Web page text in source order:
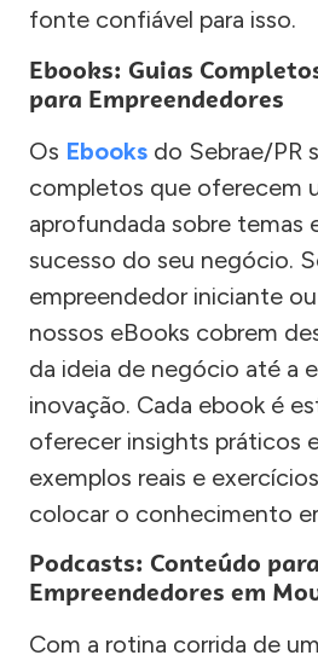
fonte confiável para isso.
Ebooks: Guias
para Empreendedores
Os Ebooks do Sebrae/PR
completos que oferecem
aprofundada sobre temas
sucesso do seu negócio.
empreendedor iniciante
nossos eBooks cobrem
da ideia de negócio até a
inovação. Cada ebook é
oferecer insights práticos
exemplos reais e
colocar o conhecimento
Podcasts: Conteúdo para
Empreendedores em
Com a rotina corrida de